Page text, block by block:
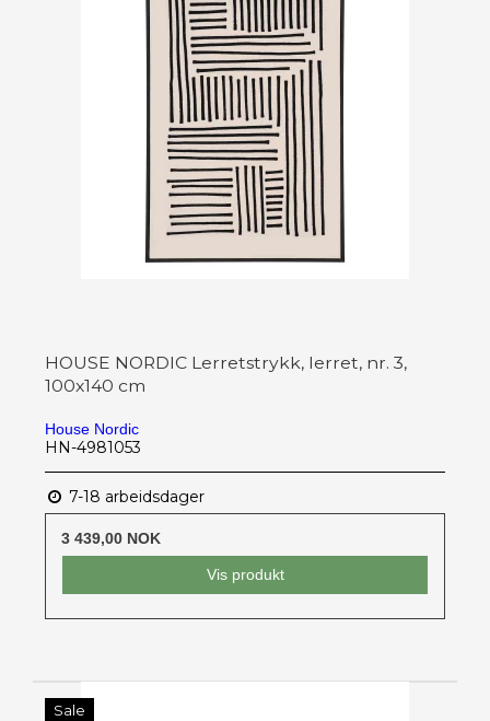
HOUSE NORDIC Lerretstrykk, lerret, nr. 3,
100x140 cm
House Nordic
HN-4981053
7-18 arbeidsdager
3 439,00 NOK
Vis produkt
Sale